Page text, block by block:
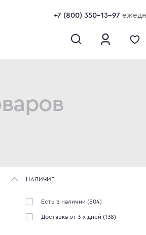
+7 (800) 350-13-97
НАЛИЧИЕ
Есть в наличии (504)
Доставка от 3-х дней (138)